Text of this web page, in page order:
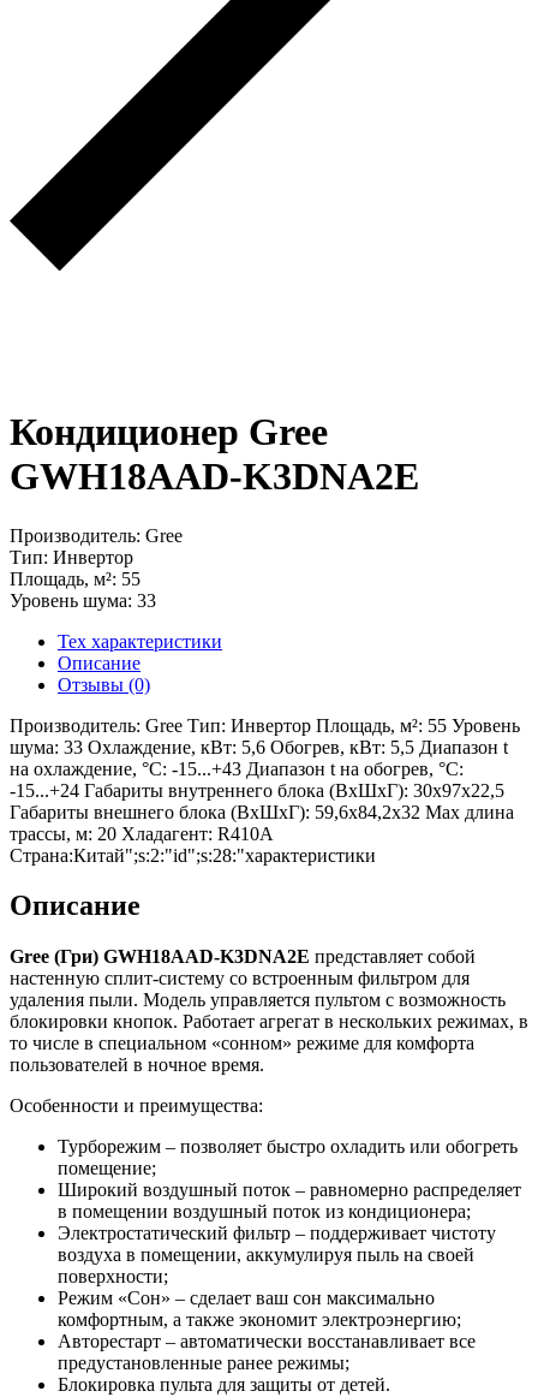
Кондиционер Gree
GWH18AAD-K3DNA2E
Производитель: Gree
Тип: Инвертор
Площадь, м²: 55
Уровень шума: 33
Тех характеристики
Описание
Отзывы (0)
Производитель: Gree Тип: Инвертор Площадь, м²: 55 Уровень
шума: 33 Охлаждение, кВт: 5,6 Обогрев, кВт: 5,5 Диапазон t
на охлаждение, °С: -15...+43 Диапазон t на обогрев, °С:
-15...+24 Габариты внутреннего блока (ВхШхГ): 30x97x22,5
Габариты внешнего блока (ВхШхГ): 59,6х84,2х32 Max длина
трассы, м: 20 Хладагент: R410A
Страна:Китай";s:2:"id";s:28:"характеристики
Описание
Gree (Гри) GWH18AAD-K3DNA2E представляет собой
настенную сплит-систему со встроенным фильтром для
удаления пыли. Модель управляется пультом с возможность
блокировки кнопок. Работает агрегат в нескольких режимах, в
то числе в специальном «сонном» режиме для комфорта
пользователей в ночное время.
Особенности и преимущества:
Турборежим – позволяет быстро охладить или обогреть
помещение;
Широкий воздушный поток – равномерно распределяет
в помещении воздушный поток из кондиционера;
Электростатический фильтр – поддерживает чистоту
воздуха в помещении, аккумулируя пыль на своей
поверхности;
Режим «Сон» – сделает ваш сон максимально
комфортным, а также экономит электроэнергию;
Авторестарт – автоматически восстанавливает все
предустановленные ранее режимы;
Блокировка пульта для защиты от детей.